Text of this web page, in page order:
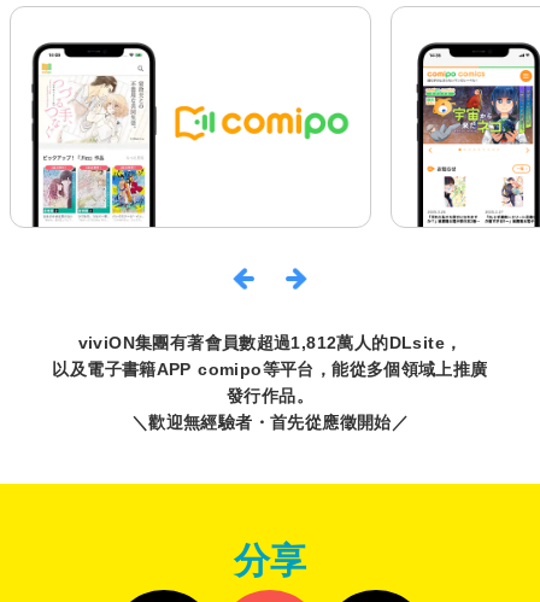
viviON集團有著會員數超過1,812萬人的DLsite，
以及電子書籍APP comipo等平台，能從多個領域上推廣
發行作品。
＼歡迎無經驗者・首先從應徵開始／
分享